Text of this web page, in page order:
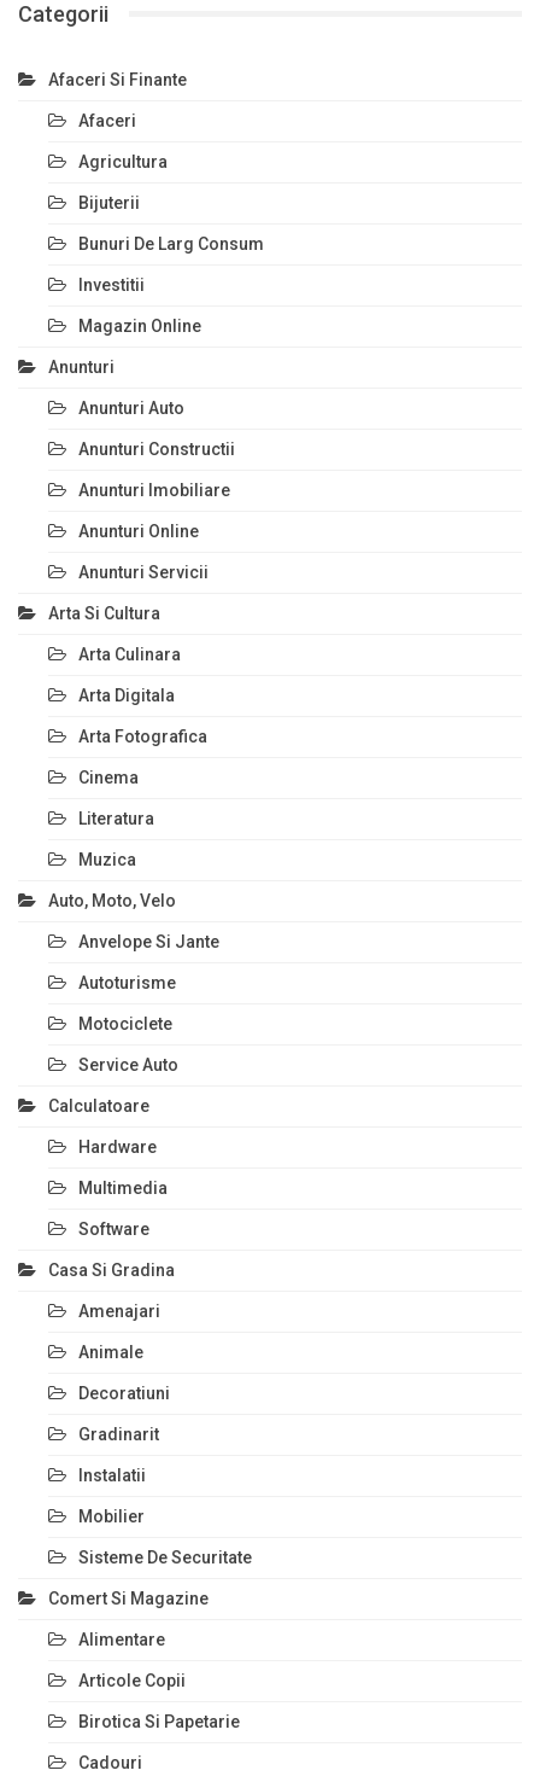
Categorii
Afaceri Si Finante
Afaceri
Agricultura
Bijuterii
Bunuri De Larg Consum
Investitii
Magazin Online
Anunturi
Anunturi Auto
Anunturi Constructii
Anunturi Imobiliare
Anunturi Online
Anunturi Servicii
Arta Si Cultura
Arta Culinara
Arta Digitala
Arta Fotografica
Cinema
Literatura
Muzica
Auto, Moto, Velo
Anvelope Si Jante
Autoturisme
Motociclete
Service Auto
Calculatoare
Hardware
Multimedia
Software
Casa Si Gradina
Amenajari
Animale
Decoratiuni
Gradinarit
Instalatii
Mobilier
Sisteme De Securitate
Comert Si Magazine
Alimentare
Articole Copii
Birotica Si Papetarie
Cadouri